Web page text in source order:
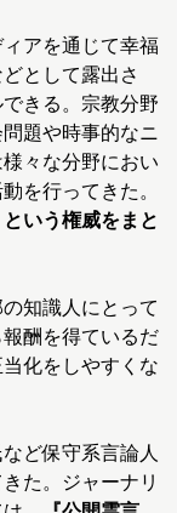
アを通じて幸福
として露出さ
きる。宗教分野
題や時事的なニ
々な分野におい
を行ってきた。
いう権威をまと
知識人にとって
酬を得ているだ
化をしやすくな
など保守系言論人
た。ジャーナリ